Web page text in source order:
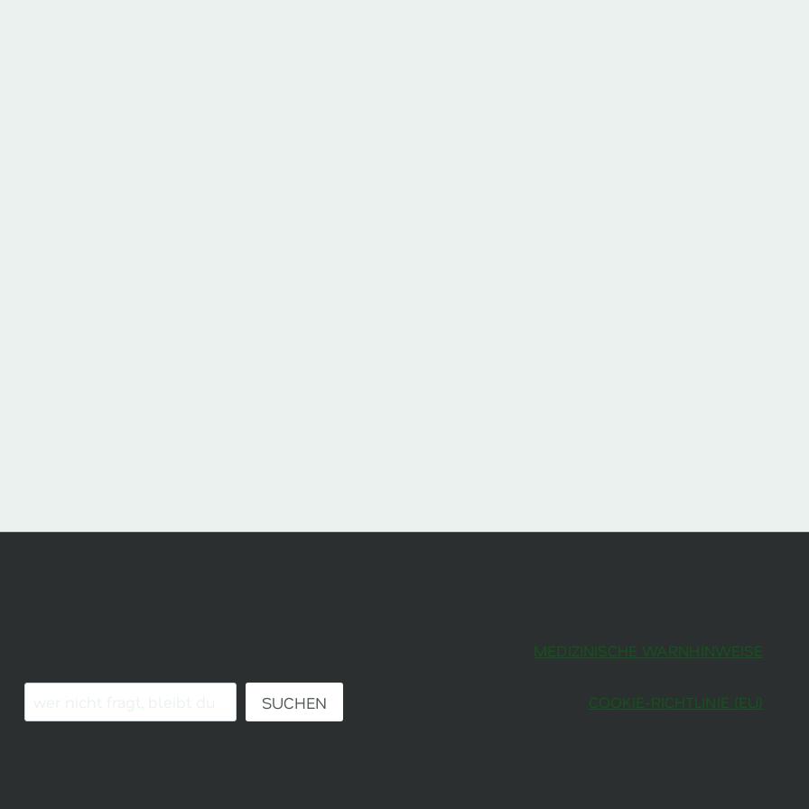
SUCHEN
MEDIZINISCHE WARNHINWEISE
COOKIE-RICHTLINIE (EU)